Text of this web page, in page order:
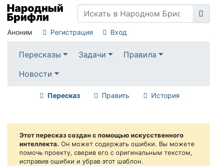
Аноним Регистрация Вход
Пересказы Задачи
Правила
Новости
Пересказ Править История
Этот пересказ создан с помощью искусственного
интеллекта. Он может содержать ошибки. Вы можете
помочь проекту, сверив его с оригинальным текстом,
исправив ошибки и убрав этот шаблон.